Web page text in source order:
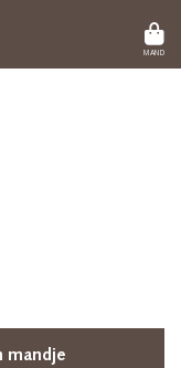
MAND
mandje